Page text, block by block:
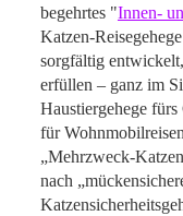
begehrtes "Innen-
Katzen-
sorgfältig
erfüllen – ganz im
Haustiergehege
für
„Mehrzweck-
nach